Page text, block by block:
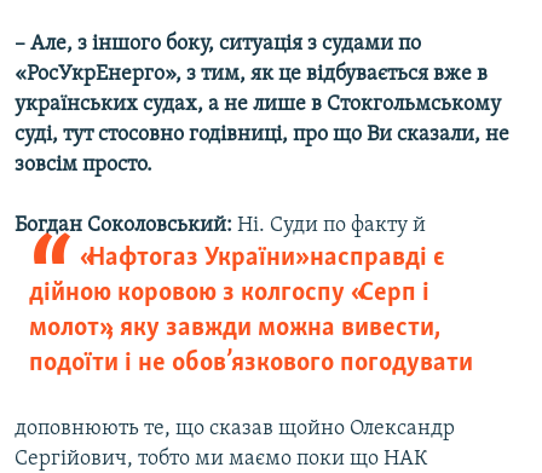
– Але, з іншого боку, ситуація з судами по
«РосУкрЕнерго», з тим, як це відбувається вже в
українських судах, а не лише в Стокгольмському
суді, тут стосовно годівниці, про що Ви сказали, не
зовсім просто.
Богдан Соколовський:
«Нафтогаз України» насправді є
дійною коровою з колгоспу «Серп і
молот», яку завжди можна вивести,
подоїти і не обов’язкового погодувати
Ні. Суди по факту й
доповнюють те, що сказав щойно Олександр
Сергійович, тобто ми маємо поки що НАК